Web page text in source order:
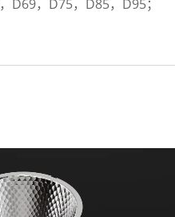
D69，D75，D85，D95；